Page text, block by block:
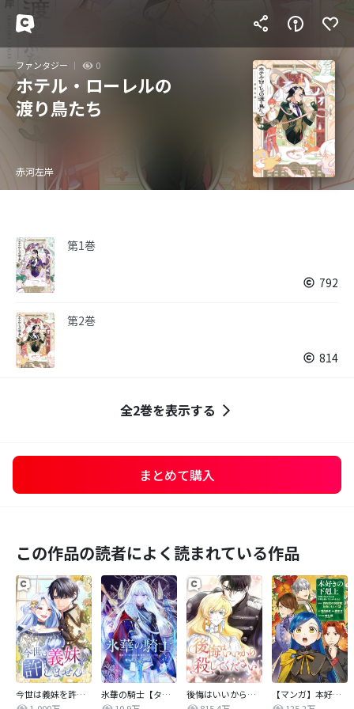
ファンタジー 0
ホテル・ローレルの
渡り鳥たち
赤河左岸
第1巻
792
第2巻
814
全2巻を表示する
まとめて購入
この作品の読者によく読まれている作品
今世は義妹を許しません
氷華の騎士【タテヨミ】
後悔はいいから殺してください
【マンガ】本好きの下剋上 第四部